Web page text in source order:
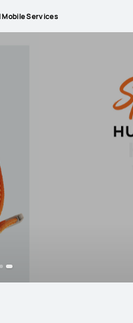
Mobile Services